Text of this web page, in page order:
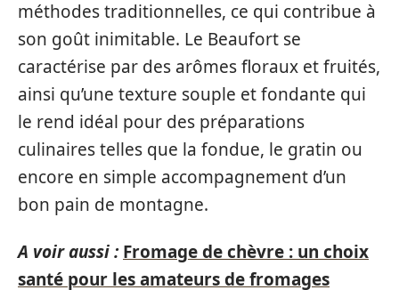
méthodes traditionnelles, ce qui contribue à
son goût inimitable. Le Beaufort se
caractérise par des arômes floraux et fruités,
ainsi qu’une texture souple et fondante qui
le rend idéal pour des préparations
culinaires telles que la fondue, le gratin ou
encore en simple accompagnement d’un
bon pain de montagne.
A voir aussi : Fromage de chèvre : un choix
santé pour les amateurs de fromages